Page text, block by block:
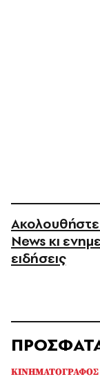
News κι
ειδήσεις
ΚΙΝΗΜΑΤΟΓΡΑΦΟΣ